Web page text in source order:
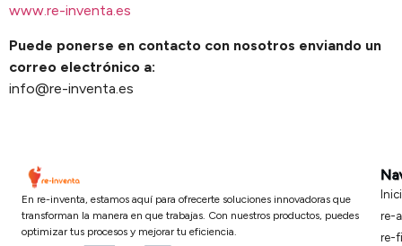
www.re-inventa.es
Puede ponerse en contacto con nosotros enviando un
correo electrónico a:
info@re-inventa.es
En re-inventa, estamos aquí para ofrecerte soluciones innovadoras que
transforman la manera en que trabajas. Con nuestros productos, puedes
optimizar tus procesos y mejorar tu eficiencia.
re-
re-